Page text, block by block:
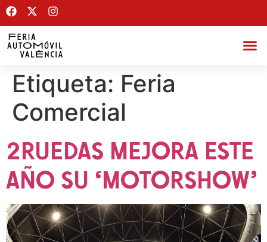
Etiqueta: Feria
Comercial
2RUEDAS MEJORA ESTE
AÑO SU ‘MOTORSHOW’